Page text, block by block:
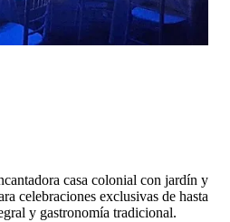
casa colonial con jardín y
celebraciones exclusivas de hasta
y gastronomía tradicional.